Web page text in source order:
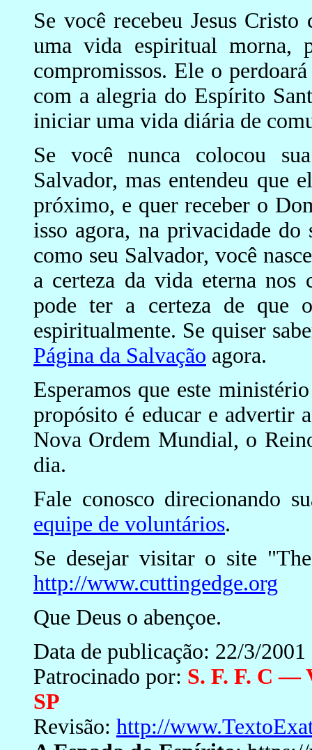
Se você recebeu Jesus
uma vida espiritual morna,
compromissos. Ele o
com a alegria do Espírito
iniciar uma vida diária de
Se você nunca colocou
Salvador, mas entendeu que
próximo, e quer receber o
isso agora, na privacidade
como seu Salvador, você
a certeza da vida eterna nos
pode ter a certeza de que
espiritualmente. Se quiser
Página da Salvação agora.
Esperamos que este
propósito é educar e advertir
Nova Ordem Mundial, o
dia.
Fale conosco direcionando
equipe de voluntários.
Se desejar visitar o site
http://www.cuttingedge.org
Que Deus o abençoe.
Data de publicação: 22/3/2001
Patrocinado por: S. F. F. C —
SP
Revisão: http://